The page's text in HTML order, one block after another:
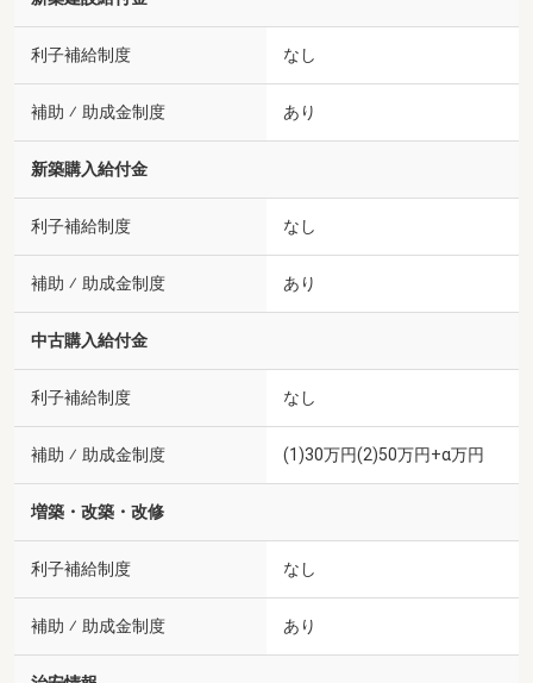
利子補給制度 なし
補助 ⁄ 助成金制度 あり
新築購入給付金
利子補給制度 なし
補助 ⁄ 助成金制度 あり
中古購入給付金
利子補給制度 なし
補助 ⁄ 助成金制度 (1)30万円(2)50万円+α万円
増築・改築・改修
利子補給制度 なし
補助 ⁄ 助成金制度 あり